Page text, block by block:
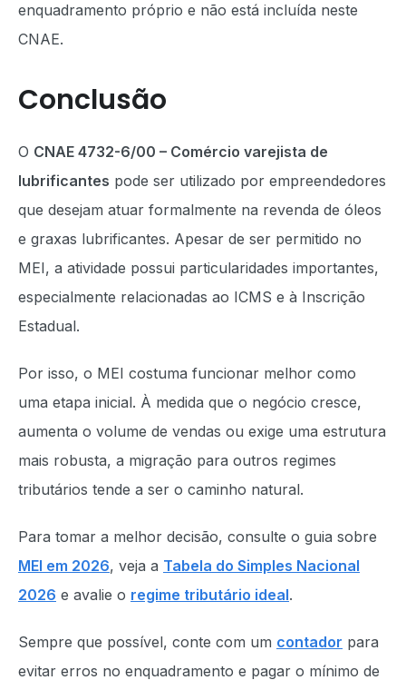
enquadramento próprio e não está incluída neste
CNAE.
Conclusão
O CNAE 4732-6/00 – Comércio varejista de
lubrificantes pode ser utilizado por empreendedores
que desejam atuar formalmente na revenda de óleos
e graxas lubrificantes. Apesar de ser permitido no
MEI, a atividade possui particularidades importantes,
especialmente relacionadas ao ICMS e à Inscrição
Estadual.
Por isso, o MEI costuma funcionar melhor como
uma etapa inicial. À medida que o negócio cresce,
aumenta o volume de vendas ou exige uma estrutura
mais robusta, a migração para outros regimes
tributários tende a ser o caminho natural.
Para tomar a melhor decisão, consulte o guia sobre
MEI em 2026, veja a Tabela do Simples Nacional
2026 e avalie o regime tributário ideal.
Sempre que possível, conte com um contador para
evitar erros no enquadramento e pagar o mínimo de